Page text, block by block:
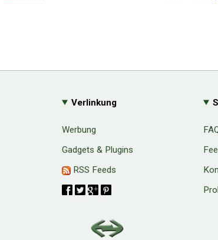
Verlinkung
Werbung
Gadgets & Plugins
RSS Feeds